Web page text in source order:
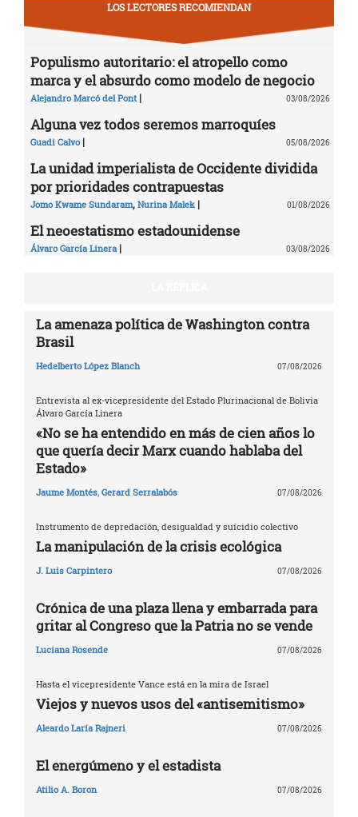
LOS LECTORES RECOMIENDAN
Populismo autoritario: el atropello como
marca y el absurdo como modelo de negocio
Alejandro Marcó del Pont | 03/08/2026
Alguna vez todos seremos marroquíes
Guadi Calvo | 05/08/2026
La unidad imperialista de Occidente dividida
por prioridades contrapuestas
Jomo Kwame Sundaram, Nurina Malek | 01/08/2026
El neoestatismo estadounidense
Álvaro García Linera| 03/08/2026
La amenaza política de Washington contra
Brasil
Hedelberto López Blanch 07/08/2026
Entrevista al ex-vicepresidente del Estado Plurinacional de Bolivia
Álvaro García Linera
«No se ha entendido en más de cien años lo
que quería decir Marx cuando hablaba del
Estado»
Jaume Montés, Gerard Serralabós 07/08/2026
Instrumento de depredación, desigualdad y suicidio colectivo
La manipulación de la crisis ecológica
J. Luis Carpintero 07/08/2026
Crónica de una plaza llena y embarrada para
gritar al Congreso que la Patria no se vende
Luciana Rosende 07/08/2026
Hasta el vicepresidente Vance está en la mira de Israel
Viejos y nuevos usos del «antisemitismo»
Aleardo Laría Rajneri 07/08/2026
El energúmeno y el estadista
Atilio A. Boron 07/08/2026